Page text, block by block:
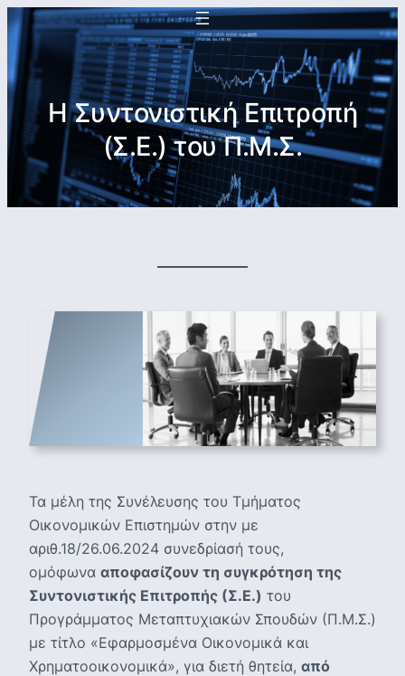
Η Συντονιστική Επιτροπή
(Σ.Ε.) του Π.Μ.Σ.
Τα μέλη της Συνέλευσης του Τμήματος
Οικονομικών Επιστημών στην με
αριθ.18/26.06.2024 συνεδρίασή τους,
ομόφωνα αποφασίζουν τη συγκρότηση της
Συντονιστικής Επιτροπής (Σ.Ε.) του
Προγράμματος Μεταπτυχιακών Σπουδών (Π.Μ.Σ.)
με τίτλο «Εφαρμοσμένα Οικονομικά και
Χρηματοοικονομικά», για διετή θητεία, από